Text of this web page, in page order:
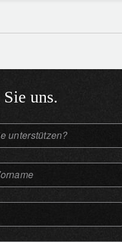
uns.
unterstützen?